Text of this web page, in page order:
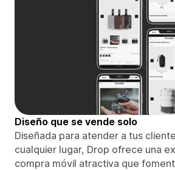
Diseño que se vende solo
Diseñada para atender a tus
cualquier lugar, Drop ofrece una
compra móvil atractiva que